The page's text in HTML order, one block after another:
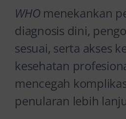
WHOmenekankan
diagnosis dini,
sesuai, serta akses
kesehatan
mencegah
penularan lebih